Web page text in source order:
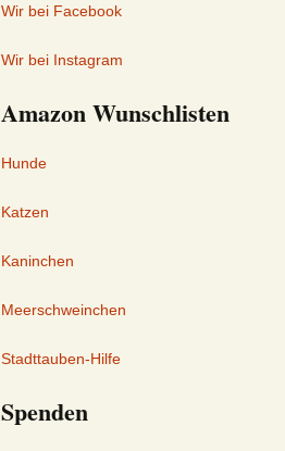
Wir bei Facebook
Wir bei Instagram
Amazon Wunschlisten
Hunde
Katzen
Kaninchen
Meerschweinchen
Stadttauben-Hilfe
Spenden